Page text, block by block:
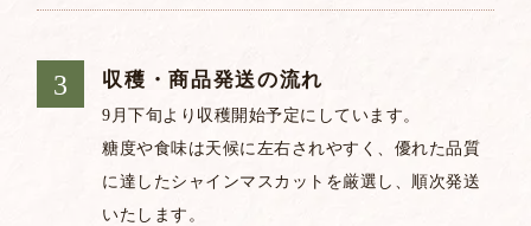
収穫・商品発送の流れ
9月下旬より収穫開始予定にしています。
糖度や食味は天候に左右されやすく、優れた品質
に達したシャインマスカットを厳選し、順次発送
いたします。